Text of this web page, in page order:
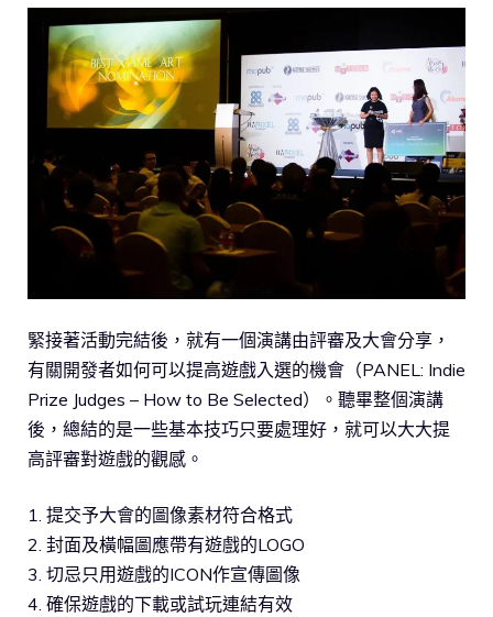
緊接著活動完結後，就有一個演講由評審及大會分享，
有關開發者如何可以提高遊戲入選的機會（PANEL: Indie
Prize Judges – How to Be Selected）。聽畢整個演講
後，總結的是一些基本技巧只要處理好，就可以大大提
高評審對遊戲的觀感。
1. 提交予大會的圖像素材符合格式
2. 封面及橫幅圖應帶有遊戲的LOGO
3. 切忌只用遊戲的ICON作宣傳圖像
4. 確保遊戲的下載或試玩連結有效